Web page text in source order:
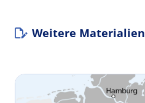
Weitere Materialien